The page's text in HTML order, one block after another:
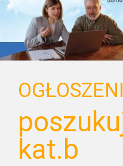
kat.b